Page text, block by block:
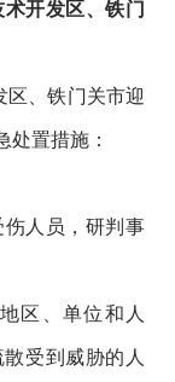
开发区、铁门
区、铁门关市迎
处置措施：
人员，研判事
区、单位和人
受到威胁的人